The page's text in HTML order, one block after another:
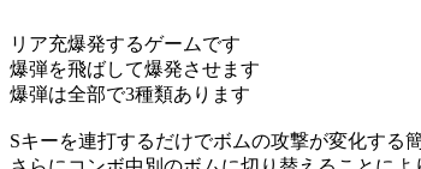
リア充爆発するゲームです
爆弾を飛ばして爆発させます
爆弾は全部で3種類あります
Sキーを連打するだけでボムの攻撃が変化する